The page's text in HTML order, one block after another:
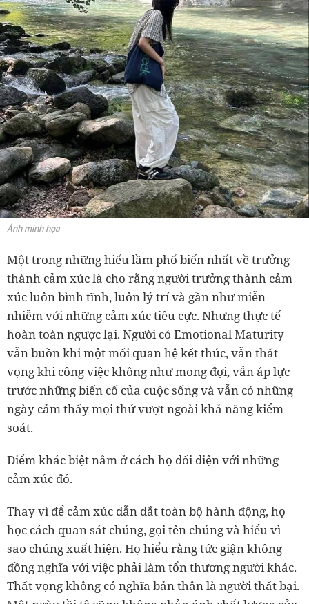
Ảnh minh họa
Một trong những hiểu lầm phổ biến nhất về trưởng
thành cảm xúc là cho rằng người trưởng thành cảm
xúc luôn bình tĩnh, luôn lý trí và gần như miễn
nhiễm với những cảm xúc tiêu cực. Nhưng thực tế
hoàn toàn ngược lại. Người có Emotional Maturity
vẫn buồn khi một mối quan hệ kết thúc, vẫn thất
vọng khi công việc không như mong đợi, vẫn áp lực
trước những biến cố của cuộc sống và vẫn có những
ngày cảm thấy mọi thứ vượt ngoài khả năng kiểm
soát.
Điểm khác biệt nằm ở cách họ đối diện với những
cảm xúc đó.
Thay vì để cảm xúc dẫn dắt toàn bộ hành động, họ
học cách quan sát chúng, gọi tên chúng và hiểu vì
sao chúng xuất hiện. Họ hiểu rằng tức giận không
đồng nghĩa với việc phải làm tổn thương người khác.
Thất vọng không có nghĩa bản thân là người thất bại.